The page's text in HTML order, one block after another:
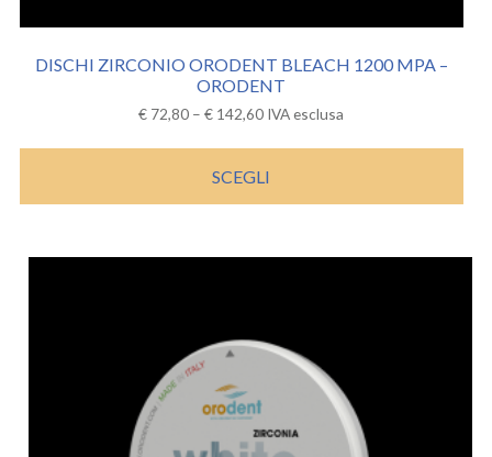
DISCHI ZIRCONIO ORODENT BLEACH 1200 MPA –
ORODENT
€ 72,80 –€ 142,60 IVA esclusa
SCEGLI